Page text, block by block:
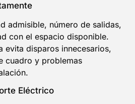
admisible, número de salidas,
con el espacio disponible.
evita disparos innecesarios,
cuadro y problemas
Eléctrico